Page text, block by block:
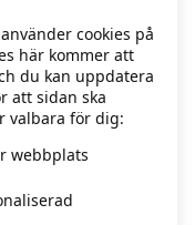
cookies på
här kommer att
du kan uppdatera
att sidan ska
valbara för dig:
webbplats